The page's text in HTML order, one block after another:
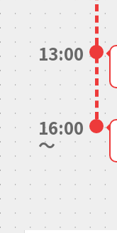
13:00
16:00
～